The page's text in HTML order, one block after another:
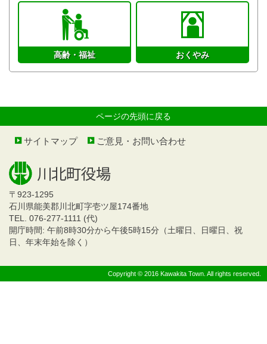
高齢・福祉 おくやみ
ページの先頭に戻る
サイトマップ ご意見・お問い合わせ
〒923-1295
石川県能美郡川北町字壱ツ屋174番地
TEL. 076-277-1111 (代)
開庁時間: 午前8時30分から午後5時15分（土曜日、日曜日、祝
日、年末年始を除く）
Copyright © 2016 Kawakita Town. All rights reserved.